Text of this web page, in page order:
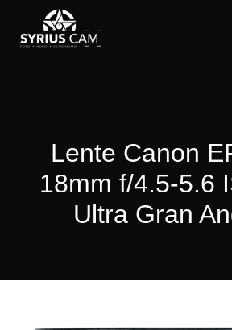
Lente Canon
18mm f/4.5-5.6
Ultra Gran